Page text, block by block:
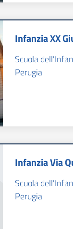
Infanzia XX
Scuola
Perugia
Infanzia Via
Scuola
Perugia